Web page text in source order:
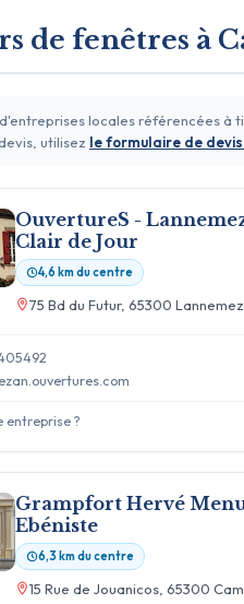
de fenêtres à
locales référencées à
utilisez le formulaire de
OuvertureS -
Clair de Jour
4,6 km du centre
75 Bd du Futur, 65300
entreprise ?
Grampfort Hervé
Ebéniste
6,3 km du centre
15 Rue de Jouanicos, 65300